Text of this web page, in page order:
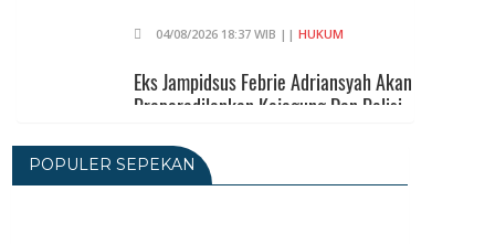
04/08/2026 18:37 WIB || HUKUM
Eks Jampidsus Febrie Adriansyah Akan
Praperadilankan Kejagung Dan Polisi
04/08/2026 17:11 WIB ||
POPULER SEPEKAN